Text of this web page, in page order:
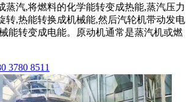
蒸汽,将燃料的化学能转变成热能,蒸汽压力
转,热能转换成机械能,然后汽轮机带动发电
能转变成电能。原动机通常是蒸汽机或燃
3780 8511